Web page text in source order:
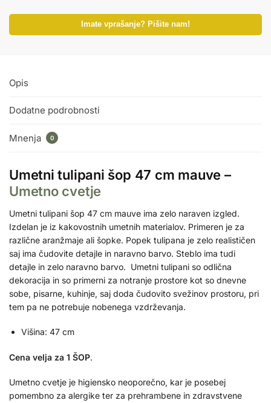
Imate vprašanje? Pišite nam!
Opis
Dodatne podrobnosti
Mnenja 0
Umetni tulipani šop 47 cm mauve –
Umetno cvetje
Umetni tulipani šop 47 cm mauve ima zelo naraven izgled.
Izdelan je iz kakovostnih umetnih materialov. Primeren je za
različne aranžmaje ali šopke. Popek tulipana je zelo realističen
saj ima čudovite detajle in naravno barvo. Steblo ima tudi
detajle in zelo naravno barvo. Umetni tulipani so odlična
dekoracija in so primerni za notranje prostore kot so dnevne
sobe, pisarne, kuhinje, saj doda čudovito svežinov prostoru, pri
tem pa ne potrebuje nobenega vzdrževanja.
Višina: 47 cm
Cena velja za 1 ŠOP.
Umetno cvetje je higiensko neoporečno, kar je posebej
pomembno za alergike ter za prehrambene in zdravstvene